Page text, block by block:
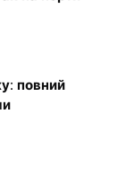
повний